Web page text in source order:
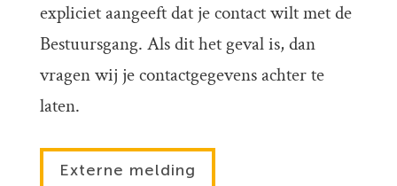
expliciet aangeeft dat je contact wilt met de
Bestuursgang. Als dit het geval is, dan
vragen wij je contactgegevens achter te
laten.
Externe melding